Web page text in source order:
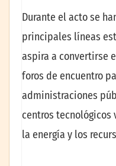
Durante el acto se
principales líneas
aspira a convertirse
foros de encuentro
administraciones
centros tecnológicos
la energía y los